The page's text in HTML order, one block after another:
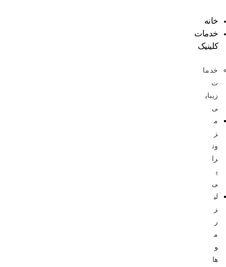
خانه
خدمات
کلینیک
خدما
ت
زیبای
ی
م
ز
وت
را
پ
ی
لی
ز
ر
م
و
ها